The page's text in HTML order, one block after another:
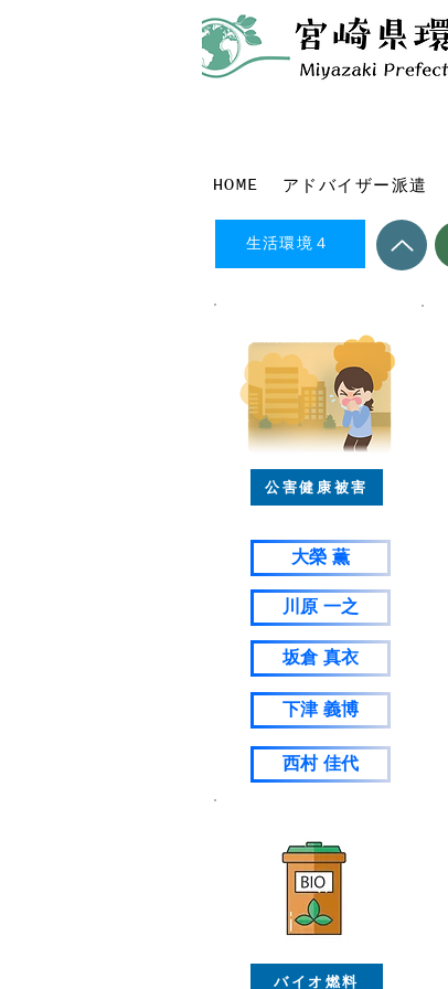
HOME アドバイザー派遣
生活環境４
公害健康被害
大榮 薫
川原 一之
坂倉 真衣
下津 義博
西村 佳代
バイオ燃料